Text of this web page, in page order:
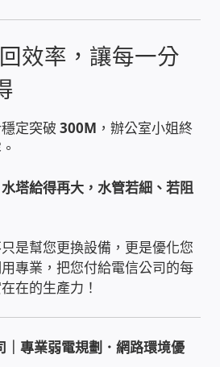
點 無線網路
裕笠科技Ublink
VirtualBox Hyper-V
設定
聯技術)
效率，讓每一分
定突破300M ，辦公室小姐終
塔給得再大，水管若細、若阻
是幫您更換設備，更是優化您
專業，把您付給電信公司的每
在的生產力！
｜專業弱電規劃．網路環境優